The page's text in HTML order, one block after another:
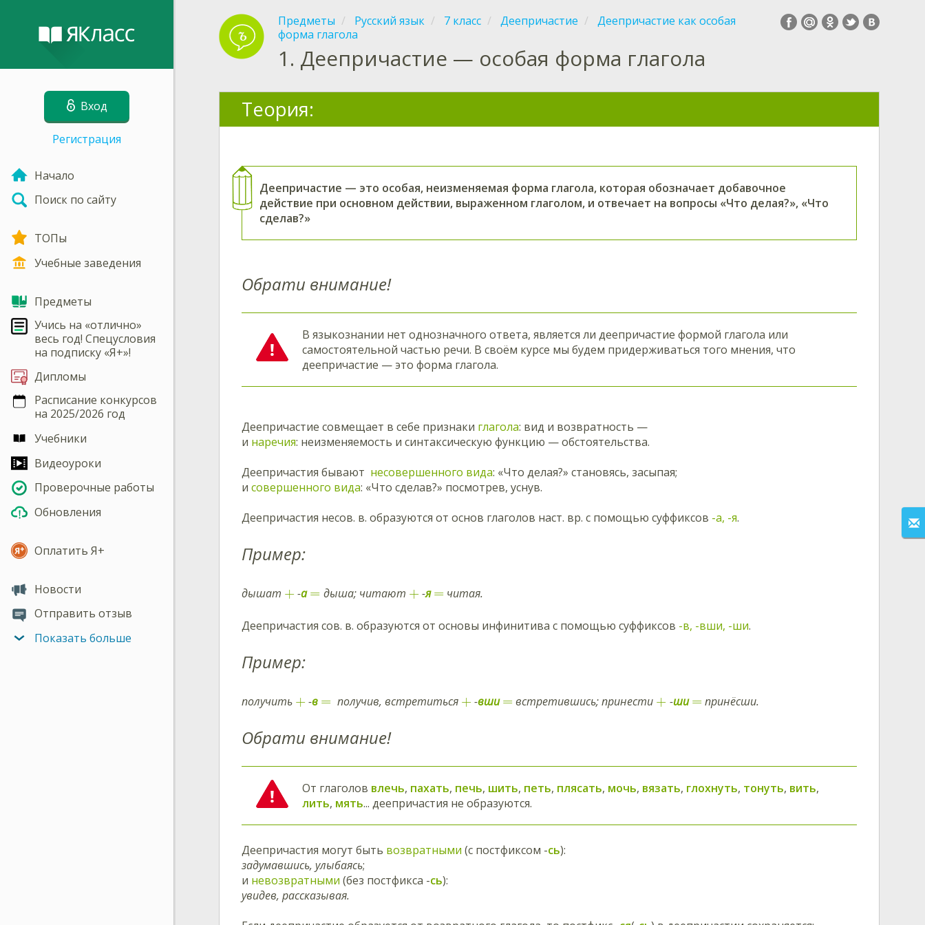
Вход
Регистрация
Начало
Поиск по сайту
ТОПы
Учебные заведения
Предметы
Учись на «отлично»
весь год! Спецусловия
на подписку «Я+»!
Дипломы
Расписание конкурсов
на 2025/2026 год
Учебники
Видеоуроки
Проверочные работы
Обновления
Оплатить Я+
Новости
Отправить отзыв
Показать больше
Предметы Русский язык 7 класс Деепричастие
Деепричастие как особая
форма глагола
1. Деепричастие — особая форма глагола
Теория:
Деепричастие — это особая, неизменяемая форма глагола, которая обозначает добавочное
действие при основном действии, выраженном глаголом, и отвечает на вопросы «Что делая?», «Что
сделав?»
Обрати внимание!
В языкознании нет однозначного ответа, является ли деепричастие формой глагола или
самостоятельной частью речи. В своём курсе мы будем придерживаться того мнения, что
деепричастие — это форма глагола.
Деепричастие совмещает в себе признаки глагола: вид и возвратность —
и наречия: неизменяемость и синтаксическую функцию — обстоятельства.
Деепричастия бывают несовершенного вида: «Что делая?» становясь, засыпая;
и совершенного вида: «Что сделав?» посмотрев, уснув.
Деепричастия несов. в. образуются от основ глаголов наст. вр. с помощью суффиксов -а, -я.
Пример:
дышат +-а = дыша; читают +-я = читая.
Деепричастия сов. в. образуются от основы инфинитива с помощью суффиксов -в, -вши, -ши.
Пример:
получить +-в = получив, встретиться +-вши =встретившись; принести + -ши =принёсши.
Обрати внимание!
От глаголов влечь, пахать, печь, шить, петь, плясать, мочь, вязать, глохнуть, тонуть, вить,
лить, мять... деепричастия не образуются.
Деепричастия могут быть возвратными (с постфиксом -сь):
задумавшись, улыбаясь;
и невозвратными (без постфикса -сь):
увидев, рассказывая.